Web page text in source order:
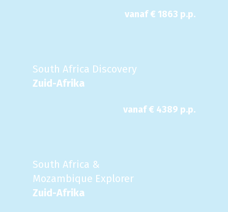
vanaf € 1863 p.p.
South Africa Discovery
Zuid-Afrika
vanaf € 4389 p.p.
South Africa &
Mozambique Explorer
Zuid-Afrika